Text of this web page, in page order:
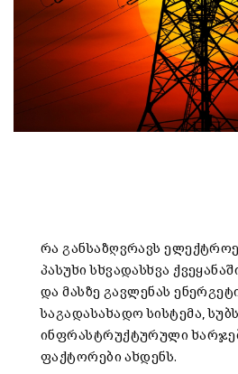
რა განსაზღვრავს
პასუხი სხვადასხვა
და მასზე გავლენას
საგადასახადო სისტემა,
ინფრასტრუქტურული
ფაქტორები ახდენს.